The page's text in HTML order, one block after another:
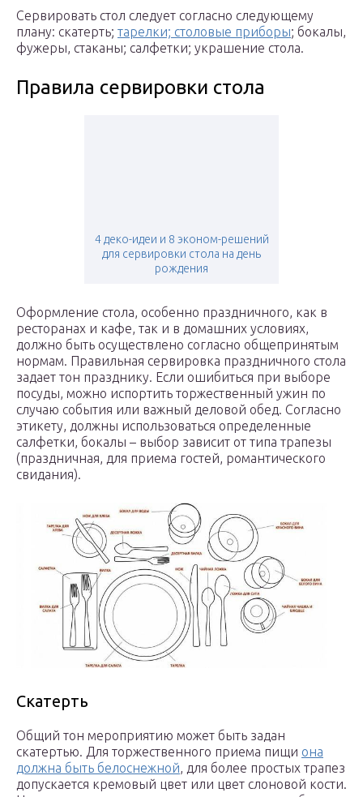
Сервировать стол следует согласно следующему
плану: скатерть; тарелки; столовые приборы; бокалы,
фужеры, стаканы; салфетки; украшение стола.
Правила сервировки стола
4 деко-идеи и 8 эконом-решений
для сервировки стола на день
рождения
Оформление стола, особенно праздничного, как в
ресторанах и кафе, так и в домашних условиях,
должно быть осуществлено согласно общепринятым
нормам. Правильная сервировка праздничного стола
задает тон празднику. Если ошибиться при выборе
посуды, можно испортить торжественный ужин по
случаю события или важный деловой обед. Согласно
этикету, должны использоваться определенные
салфетки, бокалы – выбор зависит от типа трапезы
(праздничная, для приема гостей, романтического
свидания).
Скатерть
Общий тон мероприятию может быть задан
скатертью. Для торжественного приема пищи она
должна быть белоснежной, для более простых трапез
допускается кремовый цвет или цвет слоновой кости.